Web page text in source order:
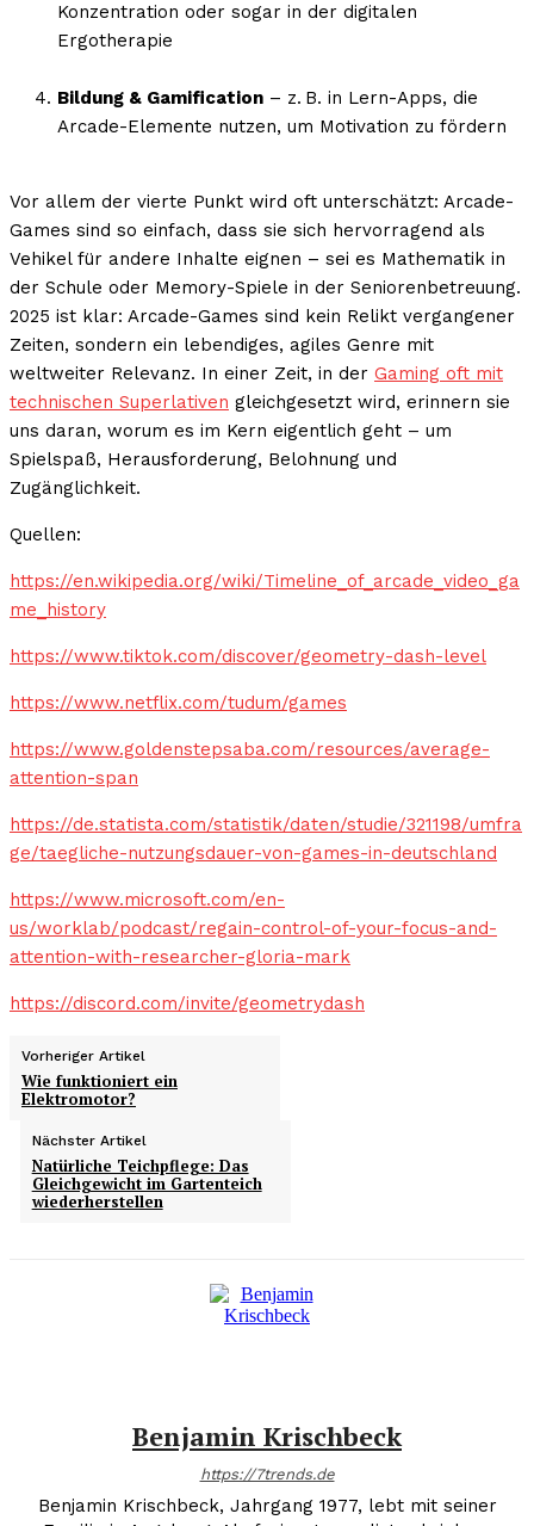
Konzentration oder sogar in der digitalen
Ergotherapie
Bildung & Gamification – z. B. in Lern-Apps, die
Arcade-Elemente nutzen, um Motivation zu fördern
Vor allem der vierte Punkt wird oft unterschätzt: Arcade-
Games sind so einfach, dass sie sich hervorragend als
Vehikel für andere Inhalte eignen – sei es Mathematik in
der Schule oder Memory-Spiele in der Seniorenbetreuung.
2025 ist klar: Arcade-Games sind kein Relikt vergangener
Zeiten, sondern ein lebendiges, agiles Genre mit
weltweiter Relevanz. In einer Zeit, in der Gaming oft mit
technischen Superlativen gleichgesetzt wird, erinnern sie
uns daran, worum es im Kern eigentlich geht – um
Spielspaß, Herausforderung, Belohnung und
Zugänglichkeit.
Quellen:
https://en.wikipedia.org/wiki/Timeline_of_arcade_video_ga
me_history
https://www.tiktok.com/discover/geometry-dash-level
https://www.netflix.com/tudum/games
https://www.goldenstepsaba.com/resources/average-
attention-span
https://de.statista.com/statistik/daten/studie/321198/umfra
ge/taegliche-nutzungsdauer-von-games-in-deutschland
https://www.microsoft.com/en-
us/worklab/podcast/regain-control-of-your-focus-and-
attention-with-researcher-gloria-mark
https://discord.com/invite/geometrydash
Vorheriger Artikel
Wie funktioniert ein
Elektromotor?
Nächster Artikel
Natürliche Teichpflege: Das
Gleichgewicht im Gartenteich
wiederherstellen
Benjamin Krischbeck
https://7trends.de
Benjamin Krischbeck, Jahrgang 1977, lebt mit seiner